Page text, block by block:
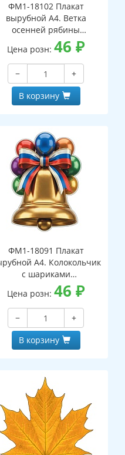
ФМ1-18102 Плакат
вырубной А4. Ветка
осенней рябины
(двухсторонний, ВД-лак)
Цена розн:46₽
−
+
В корзину
ФМ1-18091 Плакат
А4. Колокольчик
с шариками
(двухсторонний, ВД-лак)
Цена розн:46₽
−
+
В корзину